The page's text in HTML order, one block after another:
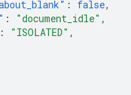
: false,
: "document_idle" ,
: "ISOLATED" ,